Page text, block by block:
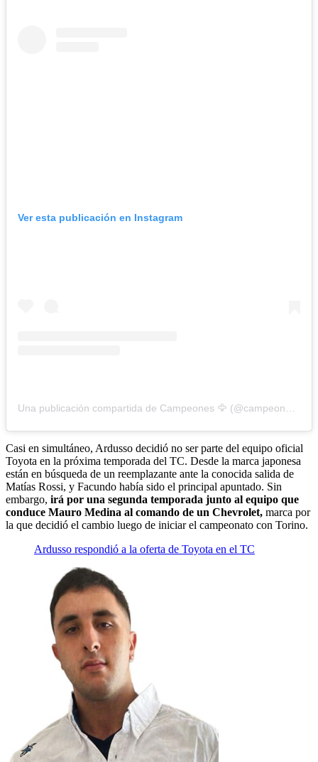
Ver esta publicación en Instagram
Casi en simultáneo, Ardusso decidió no ser parte del equipo oficial
Toyota en la próxima temporada del TC. Desde la marca japonesa
están en búsqueda de un reemplazante ante la conocida salida de
Matías Rossi, y Facundo había sido el principal apuntado. Sin
embargo, irá por una segunda temporada junto al equipo que
conduce Mauro Medina al comando de un Chevrolet, marca por
la que decidió el cambio luego de iniciar el campeonato con Torino.
Ardusso respondió a la oferta de Toyota en el TC